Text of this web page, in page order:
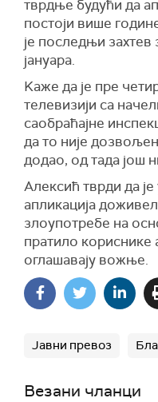
тврдње будући да
постоји више
је последњи захтев
јануара.
Kaже да је пре
телевизији са
саобраћајне
да то није
додао, од тада још
Алексић тврди да
апликација
злоупотребе на
пратило кориснике
оглашавају вожње.
Јавни превоз
Везани чланци